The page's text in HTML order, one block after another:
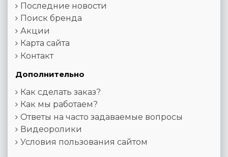
Последние новости
Поиск бренда
Акции
Карта сайта
Контакт
Дополнительно
Как сделать заказ?
Как мы работаем?
Ответы на часто задаваемые вопросы
Видеоролики
Условия пользования сайтом